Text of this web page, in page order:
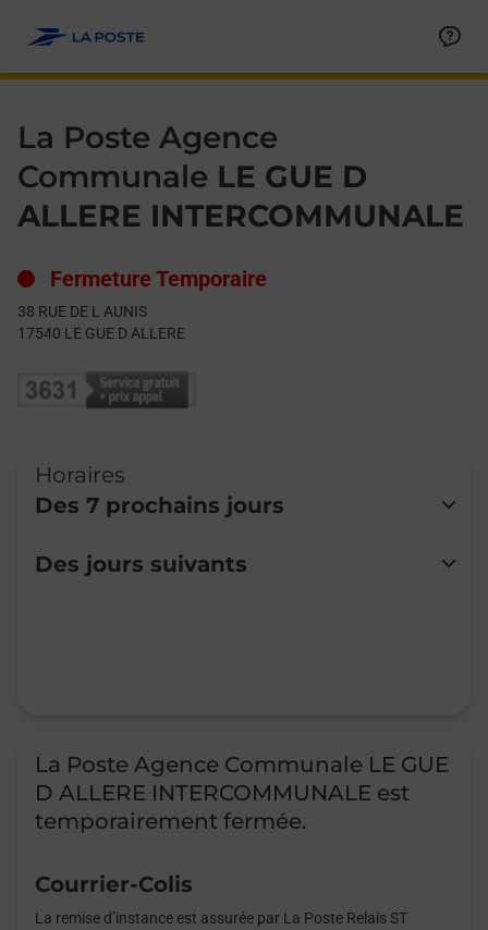
La Poste Agence
Communale LE GUE D
ALLERE INTERCOMMUNALE
Fermeture Temporaire
38 RUE DE L AUNIS
17540 LE GUE D ALLERE
Horaires
Des 7 prochains jours
Lundi
Fermé
Des jours suivants
La Poste Agence Communale LE GUE
D ALLERE INTERCOMMUNALE est
temporairement fermée.
Courrier-Colis
La remise d’instance est assurée par La Poste Relais ST